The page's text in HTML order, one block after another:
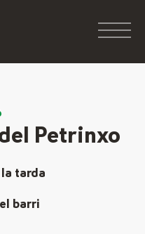
Petrinxo
tarda
barri